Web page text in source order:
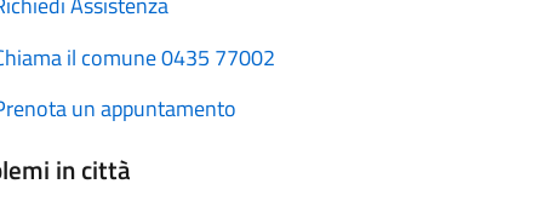
il comune 0435 77002
un appuntamento
in città